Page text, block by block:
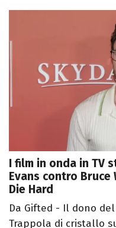
I film in onda in TV
Evans contro
Die Hard
Da Gifted - Il dono
Trappola di cristallo